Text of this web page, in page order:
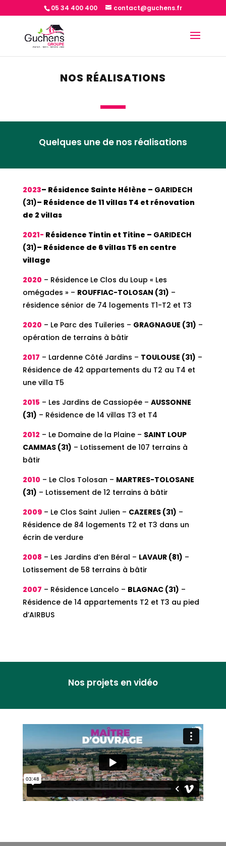
05 34 400 400 contact@guchens.fr
NOS RÉALISATIONS
Quelques une de nos réalisations
2023– Résidence Sainte Hélène – GARIDECH
(31)– Résidence de 11 villas T4 et rénovation
de 2 villas
2021- Résidence Tintin et Titine – GARIDECH
(31)– Résidence de 6 villas T5 en centre
village
2020 – Résidence Le Clos du Loup « Les
omégades » – ROUFFIAC-TOLOSAN (31) –
résidence sénior de 74 logements T1-T2 et T3
2020 – Le Parc des Tuileries – GRAGNAGUE (31) –
opération de terrains à bâtir
2017 – Lardenne Côté Jardins – TOULOUSE (31) –
Résidence de 42 appartements du T2 au T4 et
une villa T5
2015 – Les Jardins de Cassiopée – AUSSONNE
(31) – Résidence de 14 villas T3 et T4
2012 – Le Domaine de la Plaine – SAINT LOUP
CAMMAS (31) – Lotissement de 107 terrains à
bâtir
2010 – Le Clos Tolosan – MARTRES-TOLOSANE
(31) – Lotissement de 12 terrains à bâtir
2009– Le Clos Saint Julien – CAZERES (31) –
Résidence de 84 logements T2 et T3 dans un
écrin de verdure
2008 – Les Jardins d’en Béral – LAVAUR (81) –
Lotissement de 58 terrains à bâtir
2007 – Résidence Lancelo – BLAGNAC (31) –
Résidence de 14 appartements T2 et T3 au pied
d’AIRBUS
Nos projets en vidéo